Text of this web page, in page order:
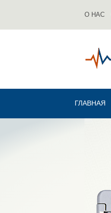
О НАС
ГЛАВНАЯ